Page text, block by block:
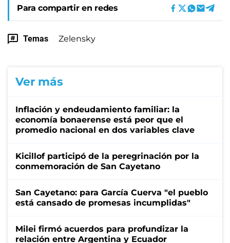
Para compartir en redes
Temas Zelensky
Ver más
Inflación y endeudamiento familiar: la
economía bonaerense está peor que el
promedio nacional en dos variables clave
Kicillof participó de la peregrinación por la
conmemoración de San Cayetano
San Cayetano: para García Cuerva "el pueblo
está cansado de promesas incumplidas"
Milei firmó acuerdos para profundizar la
relación entre Argentina y Ecuador